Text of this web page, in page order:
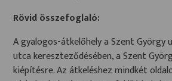
Rövid összefoglaló:
A gyalogos-átkelőhely a Szent György
utca kereszteződésében, a Szent
kiépítésre. Az átkeléshez mindkét